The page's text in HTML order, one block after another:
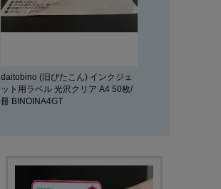
daitobino (旧ぴたこん) インクジェ
ット用ラベル 光沢クリア A4 50枚/
冊 BINOINA4GT